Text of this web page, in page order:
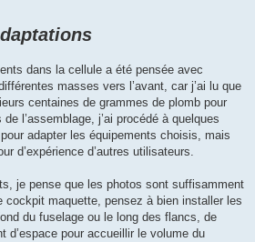
dans la cellule a été pensée avec
masses vers l’avant, car j’ai lu que
centaines de grammes de plomb pour
l’assemblage, j’ai procédé à quelques
adapter les équipements choisis, mais
d’expérience d’autres utilisateurs.
je pense que les photos sont suffisamment
cockpit maquette, pensez à bien installer les
du fuselage ou le long des flancs, de
d’espace pour accueillir le volume du